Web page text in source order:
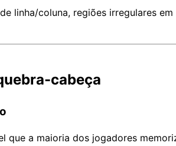
linha/coluna, regiões irregulares
cabeça
a maioria dos jogadores